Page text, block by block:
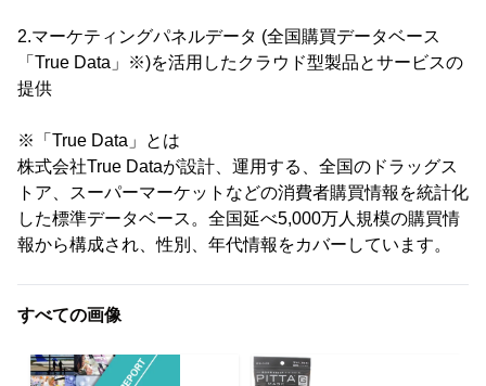
2.マーケティングパネルデータ (全国購買データベース
「True Data」※)を活用したクラウド型製品とサービスの
提供
※「True Data」とは
株式会社True Dataが設計、運用する、全国のドラッグス
トア、スーパーマーケットなどの消費者購買情報を統計化
した標準データベース。全国延べ5,000万人規模の購買情
報から構成され、性別、年代情報をカバーしています。
すべての画像